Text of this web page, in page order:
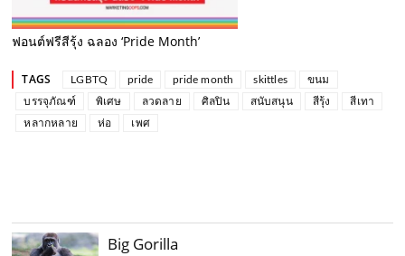
ฟอนต์ฟรีสีรุ้ง ฉลอง ‘Pride Month’
TAGS LGBTQ pride pride month skittles
ขนม
บรรจุภัณฑ์
พิเศษ ลวดลาย ศิลปิน สนับสนุน สีรุ้ง
สีเทา
หลากหลาย
ห่อ เพศ
Big Gorilla